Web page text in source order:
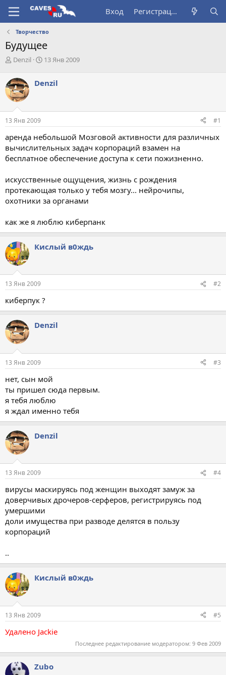
Вход Регистрация
Творчество
Будущее
А
т
о
р
т
е
м
Denzil
Д
а
ч
л
а
13 Янв 2009
Denzil
13 Янв 2009 #1
аренда небольшой Мозговой активности для различных
вычислительных задач корпораций взамен на
бесплатное обеспечение доступа к сети пожизненно.
искусственные ощущения, жизнь с рождения
протекающая только у тебя мозгу... нейрочипы,
охотники за органами
как же я люблю киберпанк
Кислый в0ждь
13 Янв 2009 #2
киберпук ?
Denzil
13 Янв 2009 #3
нет, сын мой
ты пришел сюда первым.
я тебя люблю
я ждал именно тебя
Denzil
13 Янв 2009 #4
вирусы маскируясь под женщин выходят замуж за
доверчивых дрочеров-серферов, регистрируясь под
умершими
доли имущества при разводе делятся в пользу
корпораций
..
Кислый в0ждь
13 Янв 2009 #5
Удалено Jackie
Последнее редактирование модератором: 9 Фев 2009
Zubo